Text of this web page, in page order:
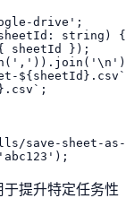
drive';
string) {
sheetId });
save-sheet-
于提升特定任务性